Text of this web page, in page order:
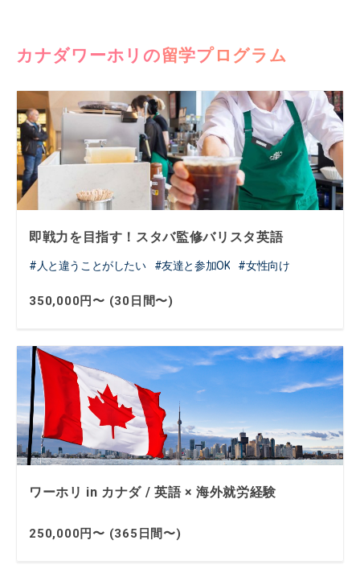
カナダワーホリの留学プログラム
即戦力を目指す！スタバ監修バリスタ英語
人と違うことがしたい 友達と参加OK 女性向け
350,000円〜 (30日間〜)
ワーホリ in カナダ / 英語 × 海外就労経験
250,000円〜 (365日間〜)